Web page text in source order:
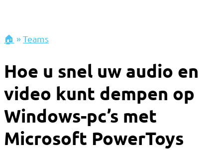
🏠 »Teams
Hoe u snel uw audio en
video kunt dempen op
Windows-pc’s met
Microsoft PowerToys